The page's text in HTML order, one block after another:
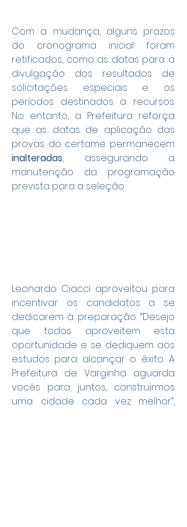
Com a mudança, alguns prazos
do cronograma inicial foram
retificados, como as datas para a
divulgação dos resultados de
solicitações especiais e os
períodos destinados a recursos.
No entanto, a Prefeitura reforça
que as datas de aplicação das
inalteradas, assegurando a
manutenção da programação
prevista para a seleção.
Leonardo Ciacci aproveitou para
incentivar os candidatos a se
dedicarem à preparação. “Desejo
que todos aproveitem esta
oportunidade e se dediquem aos
estudos para alcançar o êxito. A
Prefeitura de Varginha aguarda
vocês para, juntos, construirmos
uma cidade cada vez melhor”,